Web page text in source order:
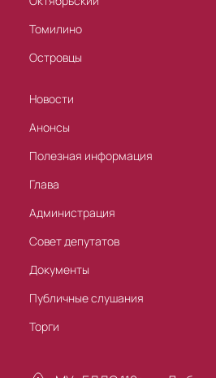
Томилино
Островцы
Новости
Анонсы
Полезная информация
Глава
Администрация
Совет депутатов
Документы
Публичные слушания
Торги